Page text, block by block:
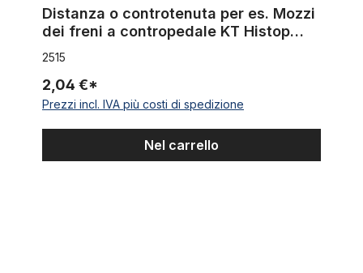
Distanza o controtenuta per es. Mozzi
dei freni a contropedale KT Histop
sull'asse posteriore
2515
2,04 €*
Prezzi incl. IVA più costi di spedizione
Nel carrello